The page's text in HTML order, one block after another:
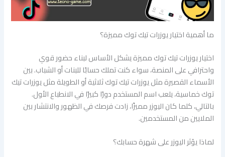
ما أهمية اختيار يوزرات تيك توك مميزة؟
اختيار يوزرات تيك توك مميزة يشكل الأساس لبناء حضور قوي
واحترافي على المنصة، سواء كنت تملك حسابًا للبنات أو الشباب. بين
الأسماء القصيرة مثل يوزرات تيك توك ثلاثية أو الطويلة مثل يوزرات تيك
توك خماسية، يلعب اسم المستخدم دورًا كبيرًا في الانطباع الأول.
بالتالي، كلما كان اليوزر مميزًا، زادت فرصك في الظهور والانتشار بين
الملايين من المستخدمين.
لماذا يؤثر اليوزر على شهرة حسابك؟